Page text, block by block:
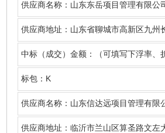
供应商名称：山东东岳项目管理有限公
供应商地址：山东省聊城市高新区九州
中标（成交）金额：（可填写下浮率、
标包： K
供应商名称：山东信达远项目管理有限
供应商地址：临沂市兰山区算圣路文左